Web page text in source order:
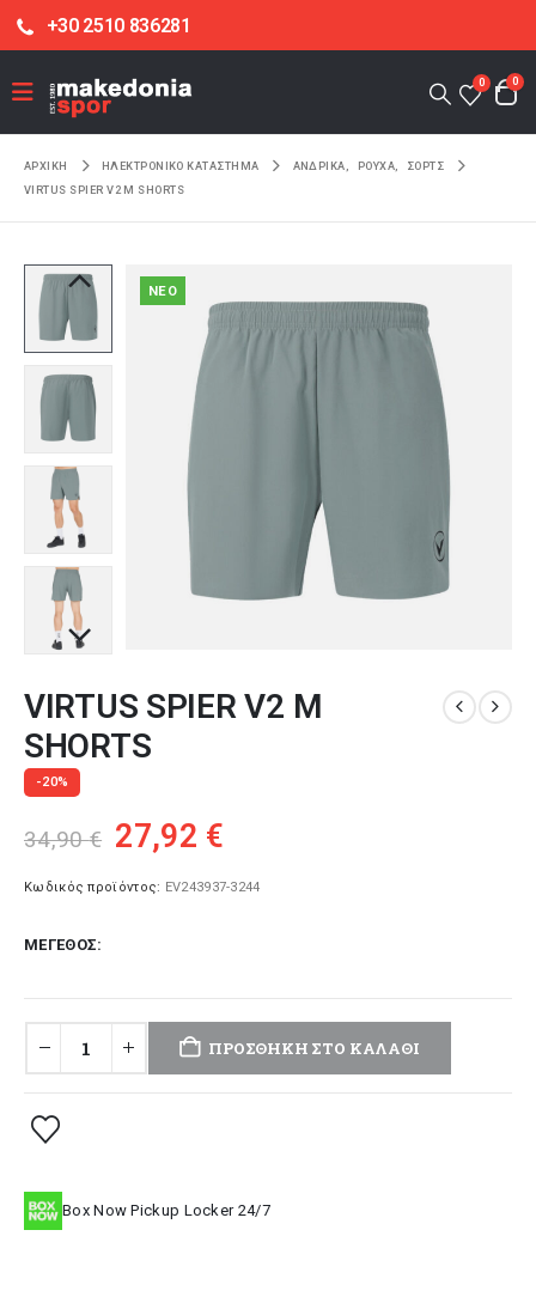
+30 2510 836281
0 0
ΑΡΧΙΚΉ ΗΛΕΚΤΡΟΝΙΚΌ ΚΑΤΆΣΤΗΜΑ ΑΝΔΡΙΚΑ ΡΟΥΧΑ
ΣΟΡΤΣ
VIRTUS SPIER V2 M SHORTS
NEO
VIRTUS SPIER V2 M
SHORTS
-20%
34,90€ Original
was:
27,92 €
τιμή
Κωδικός προϊόντος: EV243937-3244
ΜΈΓΕΘΟΣ
ΠΡΟΣΘΉΚΗ ΣΤΟ ΚΑΛΆΘΙ
Box Now Pickup Locker 24/7